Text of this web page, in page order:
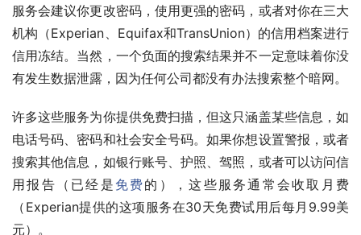
服务会建议你更改密码，使用更强的密码，或者对你在三大
机构（Experian、Equifax和TransUnion）的信用档案进行
信用冻结。当然，一个负面的搜索结果并不一定意味着你没
有发生数据泄露，因为任何公司都没有办法搜索整个暗网。
许多这些服务为你提供免费扫描，但这只涵盖某些信息，如
电话号码、密码和社会安全号码。如果你想设置警报，或者
搜索其他信息，如银行账号、护照、驾照，或者可以访问信
用报告（已经是 免费的），这些服务通常会收取月费
（Experian提供的这项服务在30天免费试用后每月9.99美
元）。